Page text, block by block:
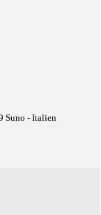
Suno - Italien